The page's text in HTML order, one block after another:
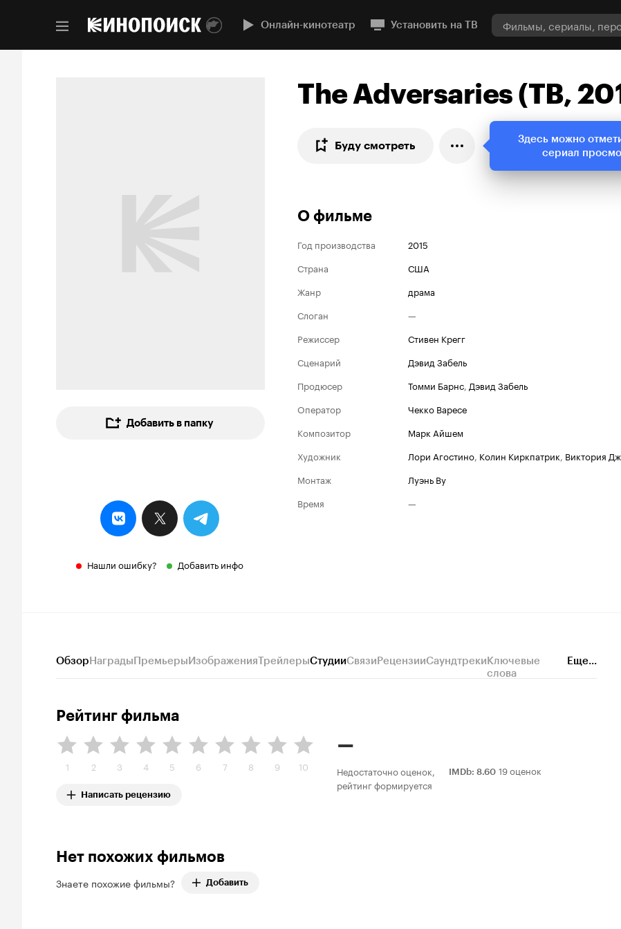
Онлайн-кинотеатр Установить на ТВ
Добавить в папку
Нашли ошибку? Добавить инфо
The Adversaries (ТВ,
Буду смотреть
О фильме
Год производства
2015
Страна
США
Жанр
драма
Слоган
—
Режиссер
Стивен Крегг
Сценарий
Дэвид Забель
Продюсер
Томми Барнс, Дэвид Забель
Оператор
Чекко Варесе
Композитор
Марк Айшем
Художник
Лори Агостино, Колин Киркпатрик, Виктория
Монтаж
Луэнь Ву
Время
—
ОбзорНаградыПремьерыИзображенияТрейлерыСтудииСвязиРецензииСаундтрекиКлючевые
слова
Еще...
Рейтинг фильма
1 2 3 4 5 6 7 8 9 10
Написать рецензию
–
Недостаточно оценок,
рейтинг формируется
IMDb: 8.60 19 оценок
Нет похожих фильмов
Знаете похожие фильмы? Добавить
Здесь можно
сериал